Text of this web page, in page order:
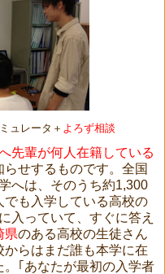
ュレータ＋ よろず相談
先輩が何人在籍している
せするものです。全国
へは、そのうち約1,300
も入学している高校の
入っていて、すぐに答え
県のある高校の生徒さん
らはまだ誰も本学に在
｢あなたが最初の入学者